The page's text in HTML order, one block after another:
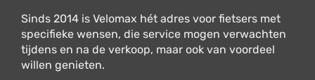
Sinds 2014 is Velomax hét adres voor fietsers met
specifieke wensen, die service mogen verwachten
tijdens en na de verkoop, maar ook van voordeel
willen genieten.